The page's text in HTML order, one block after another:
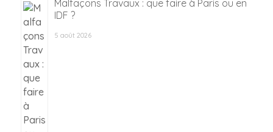
Malfaçons Travaux : que faire à Paris ou en
IDF ?
5 août 2026